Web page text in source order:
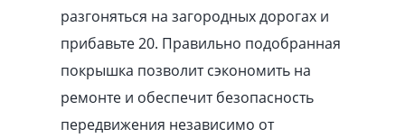
разгоняться на загородных дорогах и
прибавьте 20. Правильно подобранная
покрышка позволит сэкономить на
ремонте и обеспечит безопасность
передвижения независимо от